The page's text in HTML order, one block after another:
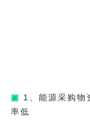
▣ 1、能源采购物
率低